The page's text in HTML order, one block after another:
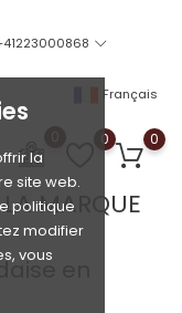
la
site web.
politique
modifier
vous
Français
0 0
MARQUE
en